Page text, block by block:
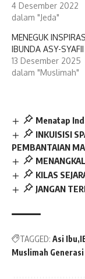
4 Desember 2022
dalam "Jeda"
MENEGUK
IBUNDA ASY-SYAFII
13 Desember 2025
dalam "Muslimah"
Menatap
INKUISISI
PEMBANTAIAN
KILAS
JANGAN
TAGGED: Asi Ibu
Muslimah